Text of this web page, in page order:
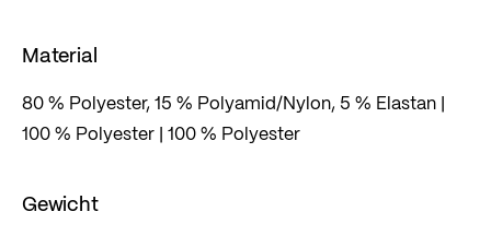
Material
80 % Polyester, 15 % Polyamid/Nylon, 5 % Elastan |
100 % Polyester | 100 % Polyester
Gewicht